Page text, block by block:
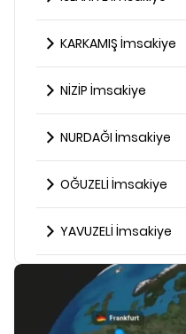
KARKAMIŞ İmsakiye
NİZİP İmsakiye
NURDAĞI İmsakiye
OĞUZELİ İmsakiye
YAVUZELİ İmsakiye